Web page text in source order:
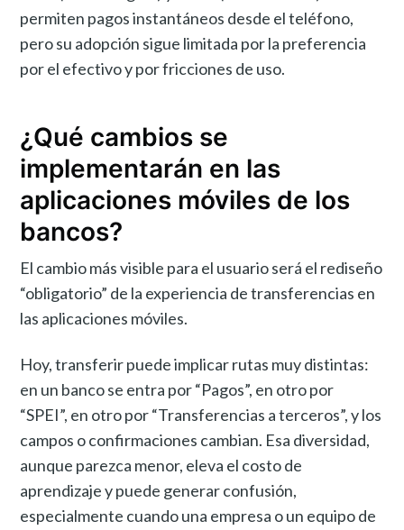
permiten pagos instantáneos desde el teléfono,
pero su adopción sigue limitada por la preferencia
por el efectivo y por fricciones de uso.
¿Qué cambios se
implementarán en las
aplicaciones móviles de los
bancos?
El cambio más visible para el usuario será el rediseño
“obligatorio” de la experiencia de transferencias en
las aplicaciones móviles.
Hoy, transferir puede implicar rutas muy distintas:
en un banco se entra por “Pagos”, en otro por
“SPEI”, en otro por “Transferencias a terceros”, y los
campos o confirmaciones cambian. Esa diversidad,
aunque parezca menor, eleva el costo de
aprendizaje y puede generar confusión,
especialmente cuando una empresa o un equipo de